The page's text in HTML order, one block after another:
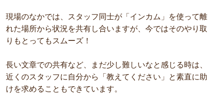
現場のなかでは、スタッフ同士が「インカム」を使って離
れた場所から状況を共有し合いますが、今ではそのやり取
りもとってもスムーズ！
長い文章での共有など、まだ少し難しいなと感じる時は、
近くのスタッフに自分から「教えてください」と素直に助
けを求めることもできています。